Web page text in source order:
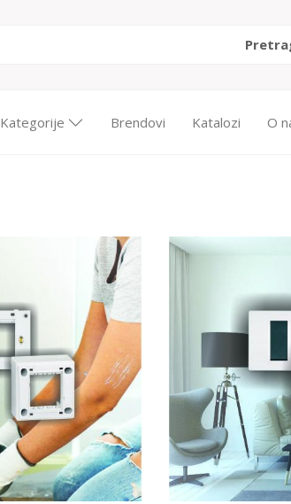
Kategorije Brendovi Katalozi O